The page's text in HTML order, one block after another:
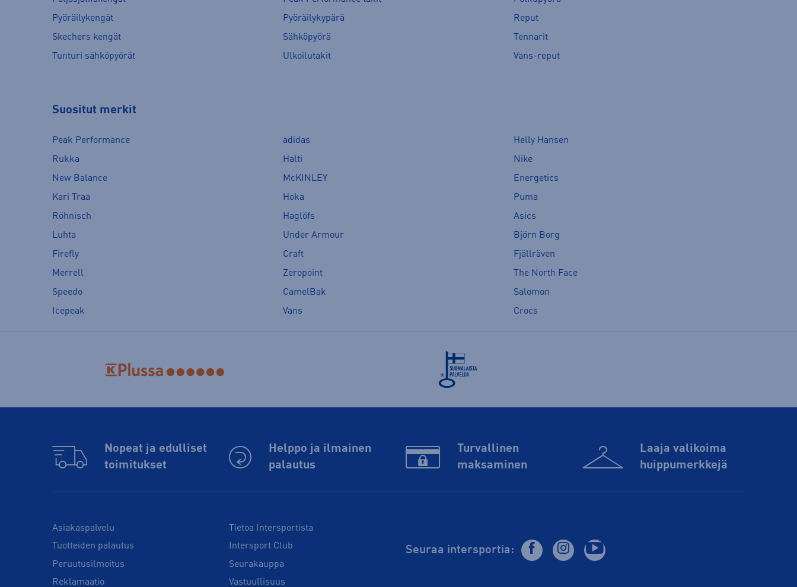
Pyöräilykengät
Pyöräilykypärä
Reput
Skechers kengät
Sähköpyörä
Tennarit
Tunturi sähköpyörät
Ulkoilutakit Vans-reput
Suositut merkit
Peak Performance adidas
Helly Hansen
Rukka
Halti
Nike
New Balance
McKINLEY
Energetics
Kari Traa
Hoka
Puma
Röhnisch
Haglöfs
Asics
Luhta
Under Armour
Björn Borg
Firefly
Craft
Fjällräven
Merrell
Zeropoint
The North Face
Speedo
CamelBak
Salomon
Icepeak
Vans Crocs
Nopeat ja edulliset
toimitukset
Helppo ja ilmainen
palautus
Turvallinen
maksaminen
Laaja valikoima
huippu­merkkejä
Asiakaspalvelu
Tuotteiden palautus
Peruutusilmoitus
Reklamaatio
Tietoa Intersportista
Intersport Club
Seurakauppa
Vastuullisuus
Seuraa intersportia: